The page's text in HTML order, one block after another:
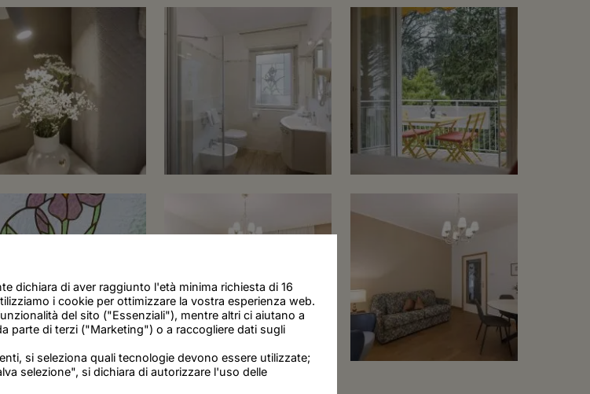
dichiara di aver raggiunto l'età minima richiesta di 16
i cookie per ottimizzare la vostra esperienza web.
del sito ("Essenziali"), mentre altri ci aiutano a
parte di terzi ("Marketing") o a raccogliere dati sugli
si seleziona quali tecnologie devono essere utilizzate;
selezione", si dichiara di autorizzare l'uso delle